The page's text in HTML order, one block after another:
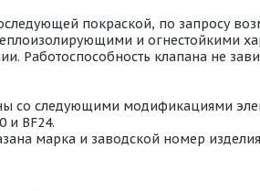
покраской, по запросу
и огнестойкими
клапана не
следующими модификациями
и BF24.
марка и заводской номер изделия